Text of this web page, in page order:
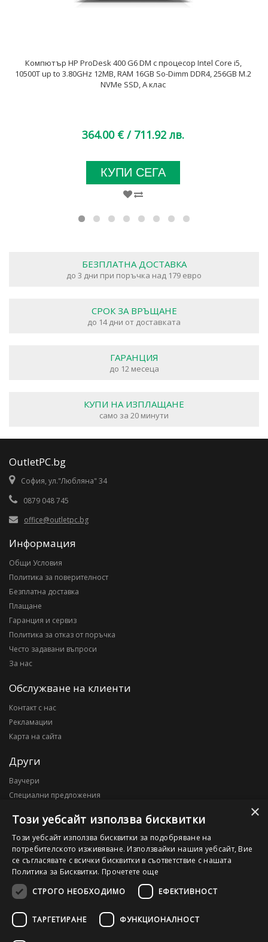
Компютър HP ProDesk 400 G6 DM с процесор Intel Core i5,
10500T up to 3.80GHz 12MB, RAM 16GB So-Dimm DDR4, 256GB M.2
NVMe SSD, A клас
364.00 € / 711.92 лв.
КУПИ СЕГА
БЕЗПЛАТНА ДОСТАВКА
до 3 дни при поръчка над 179 евро
СРОК ЗА ВРЪЩАНЕ
до 14 дни от доставката
ГАРАНЦИЯ
до 12 месеца
КУПИ НА ИЗПЛАЩАНЕ
само за 20 минути
OutletPC.bg
София, ул."Любляна" 34
0879 048 745
office@outletpc.bg
Информация
Общи Условия
Политика за поверителност
Безплатна доставка
Плащане
Гаранция и сервиз
Политика за отказ от поръчка
Често задавани въпроси
За нас
Обслужване на клиенти
Контакт с нас
Рекламации
Карта на сайта
Други
Ваучери
Специални предложения
Моят профил
Моят профил
История на поръчките
Желани продукти
×
Този уебсайт използва бисквитки
Този уебсайт използва бисквитки за подобряване на
потребителското изживяване. Използвайки нашия уебсайт, Вие
се съгласявате с всички бисквитки в съответствие с нашата
Политика за Бисквитки. Прочетете още
СТРОГО НЕОБХОДИМО
ЕФЕКТИВНОСТ
ТАРГЕТИРАНЕ ФУНКЦИОНАЛНОСТ